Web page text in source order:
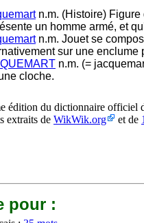
n.m. (Histoire) Figure
un homme armé, et
n.m. Jouet se
sur une enclume
n.m. (=
cloche.
édition du dictionnaire officiel
extraits de WikWik.org et de
pour :